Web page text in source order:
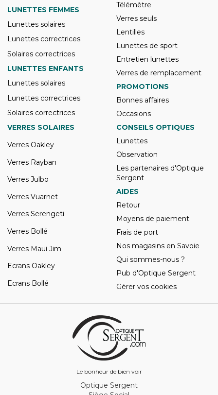
Le bonheur de bien voir
LUNETTES FEMMES
Lunettes solaires
Lunettes correctrices
Solaires correctrices
LUNETTES ENFANTS
Lunettes solaires
Lunettes correctrices
Solaires correctrices
Télémètre
Verres seuls
Lentilles
Lunettes de sport
Entretien lunettes
Verres de remplacement
PROMOTIONS
Bonnes affaires
Occasions
VERRES SOLAIRES
Verres Oakley
Verres Rayban
Verres Julbo
Verres Vuarnet
Verres Serengeti
Verres Bollé
Verres Maui Jim
Ecrans Oakley
Ecrans Bollé
CONSEILS OPTIQUES
Lunettes
Observation
Les partenaires d'Optique
Sergent
AIDES
Retour
Moyens de paiement
Frais de port
Nos magasins en Savoie
Qui sommes-nous ?
Pub d'Optique Sergent
Gérer vos cookies
Optique Sergent